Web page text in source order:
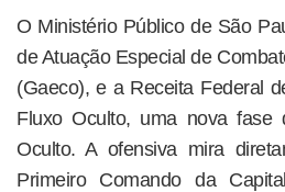
O Ministério Público de São
de Atuação Especial de
(Gaeco), e a Receita Federal
Fluxo Oculto, uma nova fase
Oculto. A ofensiva mira
Primeiro Comando da